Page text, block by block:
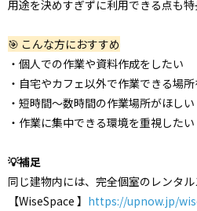
用途を決めすぎずに利用できる点も特
🎯 こんな方におすすめ
・個人での作業や資料作成をしたい
・自宅やカフェ以外で作業できる場
・短時間〜数時間の作業場所がほしい
・作業に集中できる環境を重視したい
💡補足
同じ建物内には、完全個室のレンタル
【WiseSpace 】 https://upnow.jp/